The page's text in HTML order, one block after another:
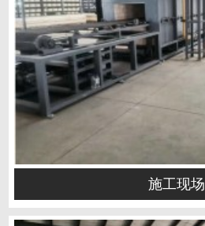
施工现场